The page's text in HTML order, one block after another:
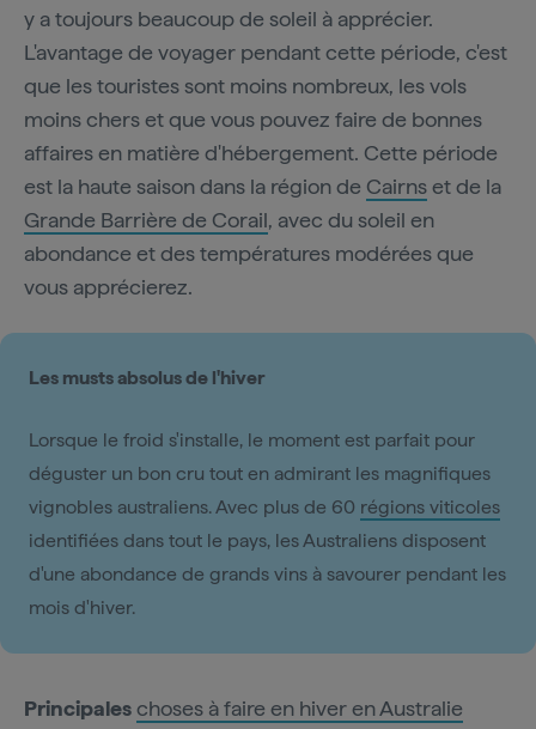
y a toujours beaucoup de soleil à apprécier.
L'avantage de voyager pendant cette période, c'est
que les touristes sont moins nombreux, les vols
moins chers et que vous pouvez faire de bonnes
affaires en matière d'hébergement. Cette période
est la haute saison dans la région de Cairnset de la
Grande Barrière de Corail, avec du soleil en
abondance et des températures modérées que
vous apprécierez.
Les musts absolus de l'hiver
Lorsque le froid s'installe, le moment est parfait pour
déguster un bon cru tout en admirant les magnifiques
vignobles australiens. Avec plus de 60 régions viticoles
identifiées dans tout le pays, les Australiens disposent
d'une abondance de grands vins à savourer pendant les
mois d'hiver.
Principaleschoses à faire en hiver en Australie